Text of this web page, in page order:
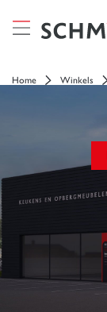
Home Winkels